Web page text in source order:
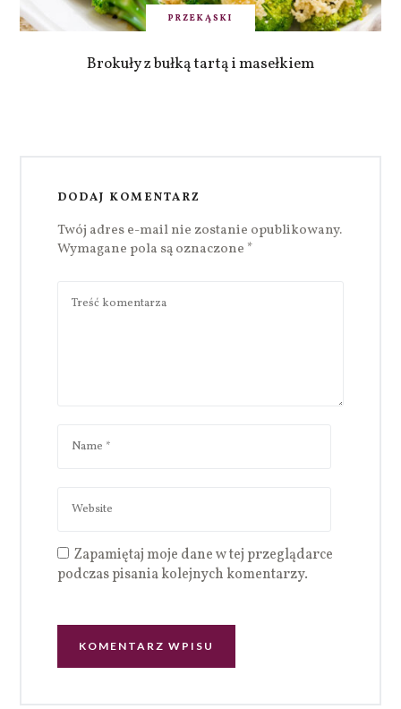
PRZEKĄSKI
Brokuły z bułką tartą i masełkiem
DODAJ KOMENTARZ
Twój adres e-mail nie zostanie opublikowany.
Wymagane pola są oznaczone *
Zapamiętaj moje dane w tej przeglądarce
podczas pisania kolejnych komentarzy.